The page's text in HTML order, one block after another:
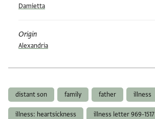
Damietta
Origin
Alexandria
distant son family father illness
illness: heartsickness illness letter 969-1517